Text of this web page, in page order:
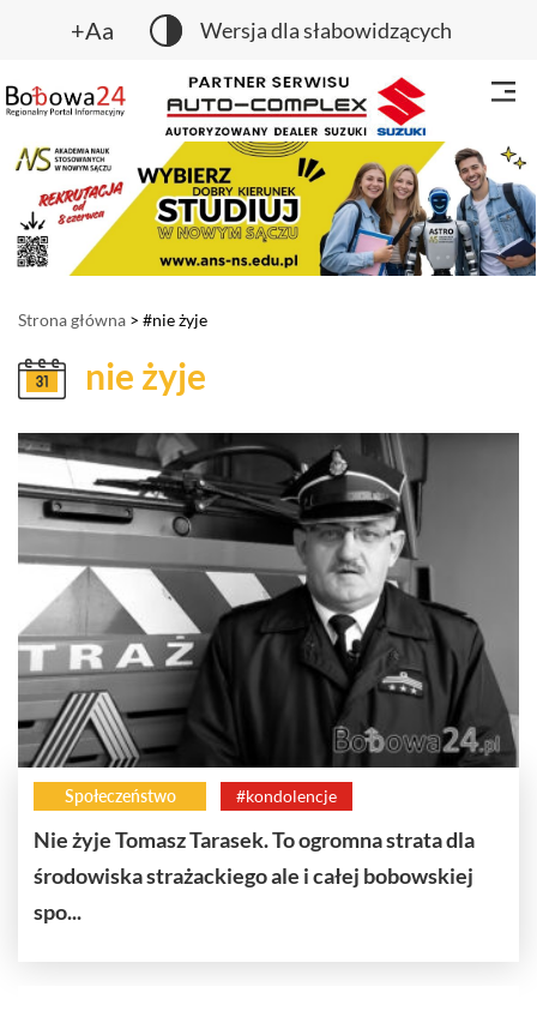
+Aa Wersja dla słabowidzących
Strona główna > #nie żyje
nie żyje
Społeczeństwo #kondolencje
Nie żyje Tomasz Tarasek. To ogromna strata dla
środowiska strażackiego ale i całej bobowskiej
spo...